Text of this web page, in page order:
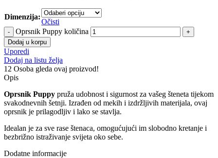
Dimenzija:
Očisti
Oprsnik Puppy količina
Dodaj u korpu
Uporedi
Dodaj na listu želja
12 Osoba gleda ovaj proizvod!
Opis
Oprsnik Puppy pruža udobnost i sigurnost za vašeg šteneta tijekom
svakodnevnih šetnji. Izrađen od mekih i izdržljivih materijala, ovaj
oprsnik je prilagodljiv i lako se stavlja.
Idealan je za sve rase štenaca, omogućujući im slobodno kretanje i
bezbrižno istraživanje svijeta oko sebe.
Dodatne informacije